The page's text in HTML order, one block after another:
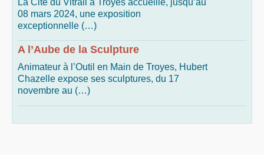
La Cité du Vitrail à Troyes accueille, jusqu’au
08 mars 2024, une exposition
exceptionnelle (…)
A l’Aube de la Sculpture
Animateur à l’Outil en Main de Troyes, Hubert
Chazelle expose ses sculptures, du 17
novembre au (…)